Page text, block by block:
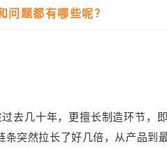
问题都有哪些呢？
去几十年，更擅长制造环节，
突然拉长了好几倍，从产品到